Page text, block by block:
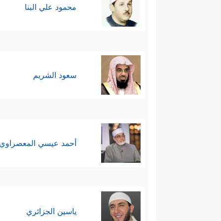
تاسعًا: يؤكِّد القرآن الاصطفاء
﴿وَمَا كُنتَ تَرۡجُوۤاْ أَن یُلۡقَىٰۤ إِلَیۡكَ ٱلۡكِتَـٰبُ
- التمايُز عن أهل الكفر
- الدعوة إلى الحق، وعدم
تُرۡجَعُونَ﴾ .
محمود علي البنا
سعود الشريم
أحمد عيسي المعصراوي
ياسين الجزائري